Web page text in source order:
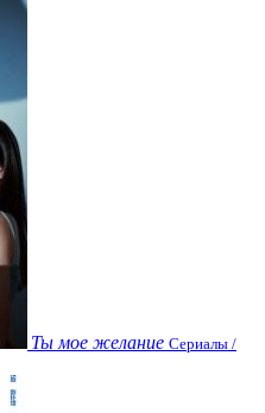
Ты мое желание Сериалы /